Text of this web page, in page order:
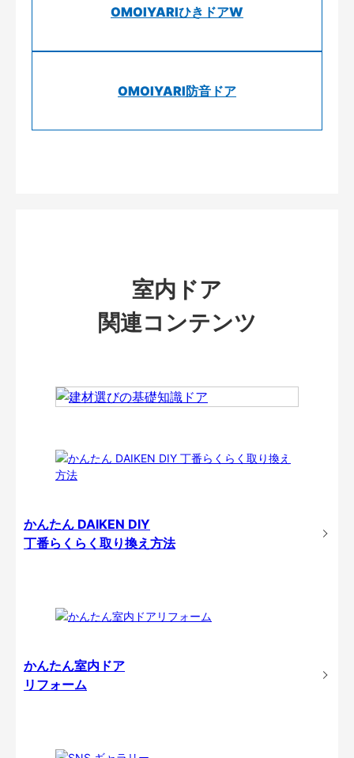
OMOIYARIひきドアW
OMOIYARI防音ドア
室内ドア
関連コンテンツ
かんたん DAIKEN DIY
丁番らくらく取り換え方法
かんたん室内ドア
リフォーム